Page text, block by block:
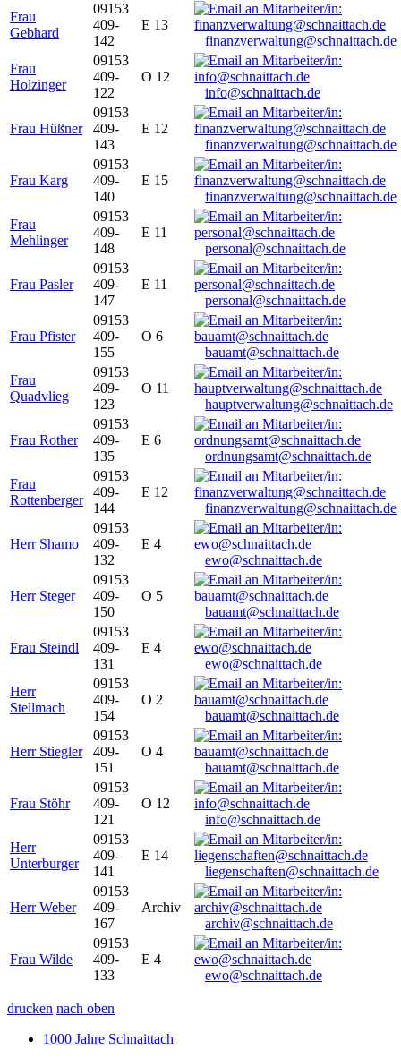
Frau
Gebhard
09153
409-
142
E 13
finanzverwaltung@schnaittach.de
Frau
Holzinger
09153
409-
122
O 12
info@schnaittach.de
Frau Hüßner
09153
409-
143
E 12
finanzverwaltung@schnaittach.de
Frau Karg
09153
409-
140
E 15
finanzverwaltung@schnaittach.de
Frau
Mehlinger
09153
409-
148
E 11
personal@schnaittach.de
Frau Pasler
09153
409-
147
E 11
personal@schnaittach.de
Frau Pfister
09153
409-
155
O 6
bauamt@schnaittach.de
Frau
Quadvlieg
09153
409-
123
O 11
hauptverwaltung@schnaittach.de
Frau Rother
09153
409-
135
E 6
ordnungsamt@schnaittach.de
Frau
Rottenberger
09153
409-
144
E 12
finanzverwaltung@schnaittach.de
Herr Shamo
09153
409-
132
E 4
ewo@schnaittach.de
Herr Steger
09153
409-
150
O 5
bauamt@schnaittach.de
Frau Steindl
09153
409-
131
E 4
ewo@schnaittach.de
Herr
Stellmach
09153
409-
154
O 2
bauamt@schnaittach.de
Herr Stiegler
09153
409-
151
O 4
bauamt@schnaittach.de
Frau Stöhr
09153
409-
121
O 12
info@schnaittach.de
Herr
Unterburger
09153
409-
141
E 14
liegenschaften@schnaittach.de
Herr Weber
09153
409-
167
Archiv
archiv@schnaittach.de
Frau Wilde
09153
409-
133
E 4
ewo@schnaittach.de
drucken nach oben
1000 Jahre Schnaittach